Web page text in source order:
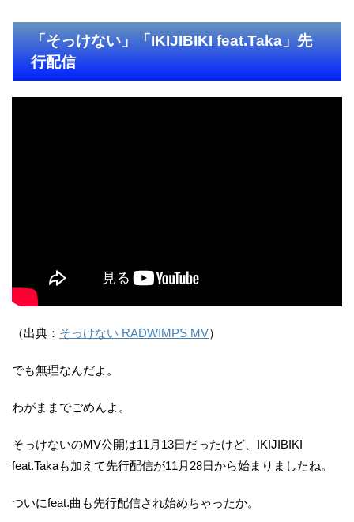
「そっけない」「IKIJIBIKI feat.Taka」先
行配信
（出典： そっけない RADWIMPS MV）
でも無理なんだよ。
わがままでごめんよ。
そっけないのMV公開は11月13日だったけど、IKIJIBIKI
feat.Takaも加えて先行配信が11月28日から始まりましたね。
ついにfeat.曲も先行配信され始めちゃったか。